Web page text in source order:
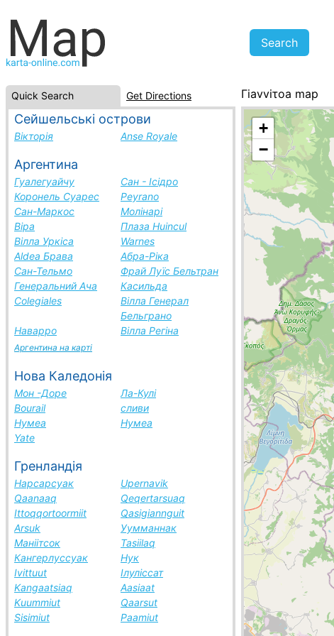
Quick Search Get Directions
Сейшельські острови
Вікторія Anse Royale
Аргентина
Гуалегуайчу
Сан - Ісідро
Коронель Суарес
Peyrano
Сан-Маркос
Молінарі
Віра
Плаза Huincul
Вілла Уркіса
Warnes
Aldea Брава
Абра-Ріка
Сан-Тельмо
Фрай Луїс Бельтран
Генеральний Ача
Касильда
Colegiales
Вілла Генерал
Бельграно
Наварро
Вілла Регіна
Аргентина на карті
Нова Каледонія
Мон -Доре
Ла-Кулі
Bourail
сливи
Нумеа
Нумеа
Yate
Гренландія
Нарсарсуак
Upernavik
Qaanaaq
Qeqertarsuaq
Ittoqqortoormiit
Qasigiannguit
Arsuk
Уумманнак
Маніітсок
Tasiilaq
Кангерлуссуак
Нук
Ivittuut
Ілуліссат
Kangaatsiaq
Aasiaat
Kuummiut
Qaarsut
Sisimiut
Paamiut
Γiavviτoa map
Greece, cities list
+
−